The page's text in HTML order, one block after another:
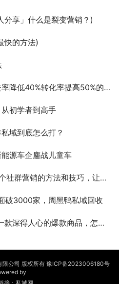
分享」什么是裂变营销？)
快的方法)
低40%转化率提高50%的方法
初学者到高手
域到底怎么打？
源车企鏖战儿童车
营销的方法和技巧，让用户快速
破3000家，周黑鸭私域回收
人心的爆款商品，怎么引流？)
公司 版权所有 豫ICP备2023006180号
by